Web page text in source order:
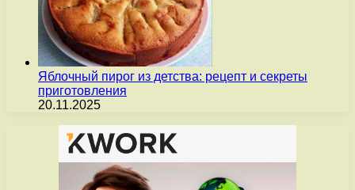
Яблочный пирог из детства: рецепт и секреты
приготовления
20.11.2025